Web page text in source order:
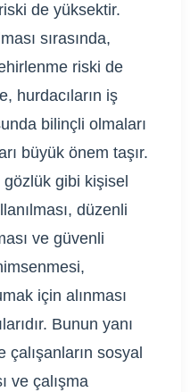
de yüksektir.
sırasında,
riski de
hurdacıların iş
bilinçli olmaları
büyük önem taşır.
gibi kişisel
düzenli
ve güvenli
için alınması
Bunun yanı
çalışanların sosyal
ve çalışma